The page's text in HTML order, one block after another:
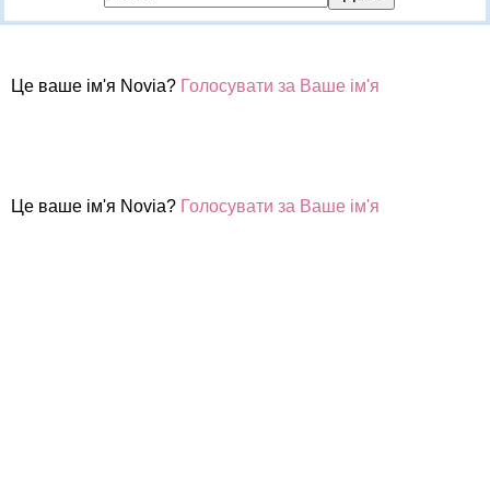
Це ваше ім'я Novia? Голосувати за Ваше ім'я
Це ваше ім'я Novia? Голосувати за Ваше ім'я